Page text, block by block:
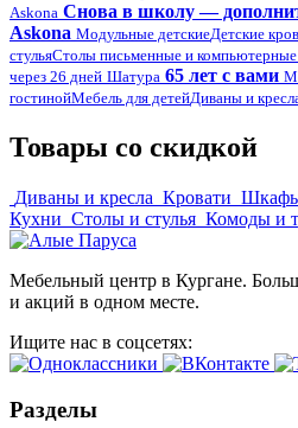
Askona Снова в школу —
Askona Модульные детскиеДетские
стульяСтолы письменные и компьютерные
через 26 дней Шатура 65 лет с вами
гостинойМебель для детейДиваны и
Товары со скидкой
Диваны и кресла Кровати Шкафы
Кухни Столы и стулья Комоды и
Мебельный центр в Кургане.
и акций в одном месте.
Ищите нас в соцсетях:
Разделы